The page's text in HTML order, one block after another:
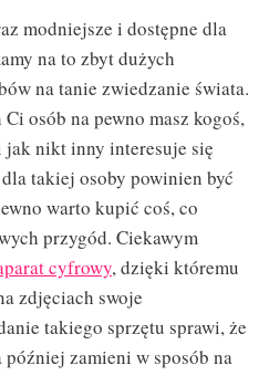
modniejsze i dostępne dla
na to zbyt dużych
na tanie zwiedzanie świata.
osób na pewno masz kogoś,
nikt inny interesuje się
takiej osoby powinien być
warto kupić coś, co
przygód. Ciekawym
cyfrowy, dzięki któremu
zdjęciach swoje
takiego sprzętu sprawi, że
zamieni w sposób na